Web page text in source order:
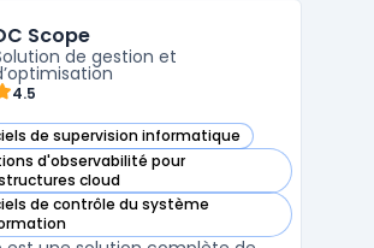
de votre environnement Pure
Pure1, ...
Scope
de gestion et
4.5
de supervision informatique
Scope dans cette catégorie
d'observabilité pour
cloud
dans cette catégorie
de contrôle du système
dans cette catégorie